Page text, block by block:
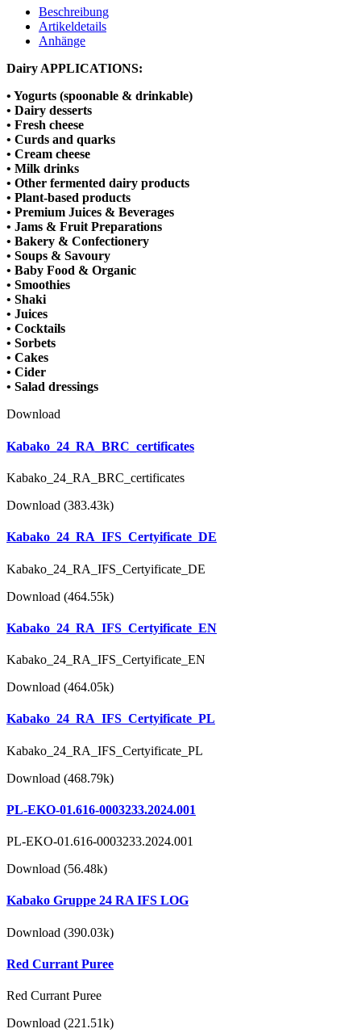
Beschreibung
Artikeldetails
Anhänge
Dairy APPLICATIONS:
• Yogurts (spoonable & drinkable)
• Dairy desserts
• Fresh cheese
• Curds and quarks
• Cream cheese
• Milk drinks
• Other fermented dairy products
• Plant-based products
• Premium Juices & Beverages
• Jams & Fruit Preparations
• Bakery & Confectionery
• Soups & Savoury
• Baby Food & Organic
• Smoothies
• Shaki
• Juices
• Cocktails
• Sorbets
• Cakes
• Cider
• Salad dressings
Download
Kabako_24_RA_BRC_certificates
Kabako_24_RA_BRC_certificates
Download (383.43k)
Kabako_24_RA_IFS_Certyificate_DE
Kabako_24_RA_IFS_Certyificate_DE
Download (464.55k)
Kabako_24_RA_IFS_Certyificate_EN
Kabako_24_RA_IFS_Certyificate_EN
Download (464.05k)
Kabako_24_RA_IFS_Certyificate_PL
Kabako_24_RA_IFS_Certyificate_PL
Download (468.79k)
PL-EKO-01.616-0003233.2024.001
PL-EKO-01.616-0003233.2024.001
Download (56.48k)
Kabako Gruppe 24 RA IFS LOG
Download (390.03k)
Red Currant Puree
Red Currant Puree
Download (221.51k)